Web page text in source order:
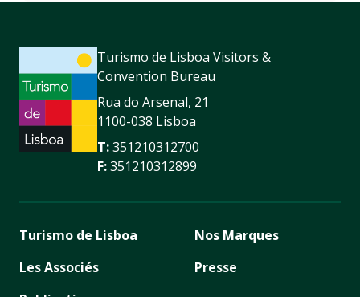
Turismo de Lisboa Visitors &
Convention Bureau
Rua do Arsenal, 21
1100-038 Lisboa
T:351210312700
F:351210312899
Turismo de Lisboa
Les Associés
Nos Marques
Presse